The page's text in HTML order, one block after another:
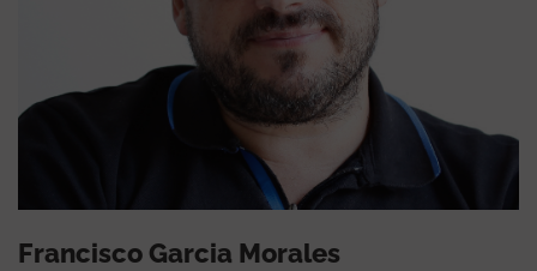
Francisco Garcia Morales